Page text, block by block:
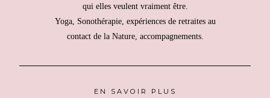
qui elles veulent vraiment être.
Yoga, Sonothérapie, expériences de retraites au
contact de la Nature, accompagnements.
EN SAVOIR PLUS